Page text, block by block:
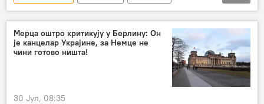
Свет – политика
коалиција
Коалиција вољних
Кир Стармер
Емануел Макрон
Мерца оштро критикују у Берлину: Он
је канцелар Украјине, за Немце не
чини готово ништа!
30 Јул, 08:35